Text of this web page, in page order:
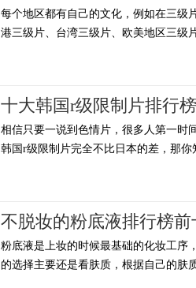
每个地区都有自己的文化，例如在三级
港三级片、台湾三级片、欧美地区三级
十大韩国r级限制片排行
相信只要一说到色情片，很多人第一时
韩国r级限制片完全不比日本的差，那
不脱妆的粉底液排行榜
粉底液是上妆的时候最基础的化妆工序
的选择主要还是看肤质，根据自己的肤